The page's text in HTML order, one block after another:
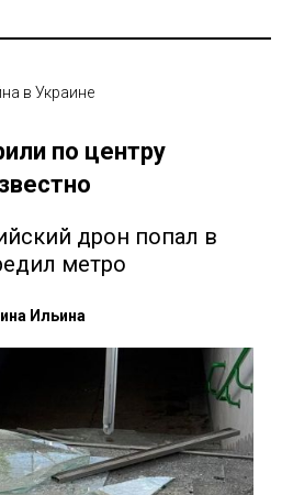
в Украине
по центру
дрон попал в
метро
Ильина